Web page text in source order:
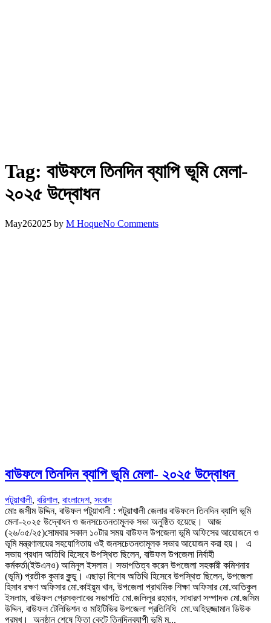
Tag: বাউফলে তিনদিন ব্যাপি ভূমি মেলা-
২০২৫ উদ্বোধন
May262025 by M HoqueNo Comments
বাউফলে তিনদিন ব্যাপি ভূমি মেলা- ২০২৫ উদ্বোধন
পটুয়াখালী, বরিশাল, বাংলাদেশ, সংবাদ
মোঃ জসীম উদ্দিন, বাউফল পটুয়াখালী : পটুয়াখালী জেলার বাউফলে তিনদিন ব্যাপি ভূমি
মেলা-২০২৫ উদ্বোধন ও জনসচেতনতামূলক সভা অনুষ্ঠিত হয়েছে। আজ
(২৬/০৫/২৫)সোমবার সকাল ১০টার সময় বাউফল উপজেলা ভূমি অফিসের আয়োজনে ও
ভূমি মন্ত্রণালয়ের সহযোগিতায় ওই জনসচেতনতামূলক সভার আয়োজন করা হয়। এ
সভায় প্রধান অতিথি হিসেবে উপস্থিত ছিলেন, বাউফল উপজেলা নির্বাহী
কর্মকর্তা(ইউএনও) আমিনুল ইসলাম। সভাপতিত্ব করেন উপজেলা সহকারী কমিশনার
(ভূমি) প্রতীক কুমার কুন্ডু। এছাড়া বিশেষ অতিথি হিসেবে উপস্থিত ছিলেন, উপজেলা
হিসাব রক্ষণ অফিসার মো.কাইয়ুম খান, উপজেলা প্রাথমিক শিক্ষা অফিসার মো.আতিকুল
ইসলাম, বাউফল প্রেসক্লাবের সভাপতি মো.জলিলুর রহমান, সাধারণ সম্পাদক মো.জসিম
উদ্দিন, বাউফল টেলিভিশন ও মাইটিভির উপজেলা প্রতিনিধি মো.অহিদুজ্জামান ডিউক
প্রমূখ। অনুষ্ঠান শেষে ফিতা কেটে তিনদিনব্যাপী ভূমি ম...